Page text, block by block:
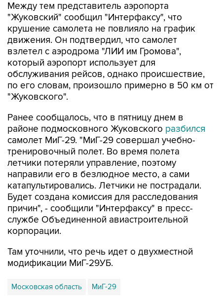
Между тем представитель аэропорта
"Жуковский" сообщил "Интерфаксу", что
крушение самолета не повлияло на график
движения. Он подтвердил, что самолет
взлетел с аэродрома "ЛИИ им Громова",
который аэропорт использует для
обслуживания рейсов, однако происшествие,
по его словам, произошло примерно в 50 км от
"Жуковского".
Ранее сообщалось, что в пятницу днем в
районе подмосковного Жуковского разбился
самолет МиГ-29. "МиГ-29 совершал учебно-
тренировочный полет. Во время полета
летчики потеряли управление, поэтому
направили его в безлюдное место, а сами
катапультировались. Летчики не пострадали.
Будет создана комиссия для расследования
причин", - сообщили "Интерфаксу" в пресс-
службе Объединенной авиастроительной
корпорации.
Там уточнили, что речь идет о двухместной
модификации МиГ-29УБ.
Московская область МиГ-29